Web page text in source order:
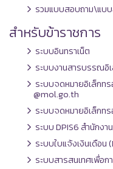
รวมแบบสอบถาม\แบ
สำหรับข้าราชการ
ระบบอินทราเน็ต
ระบบงานสารบรรณอิ
ระบบจดหมายอิเล็กท
@mol.go.th
ระบบจดหมายอิเล็กท
ระบบ DPIS6 สำนักง
ระบบใบแจ้งเงินเดือน
ระบบสารสนเทศเพื่อ